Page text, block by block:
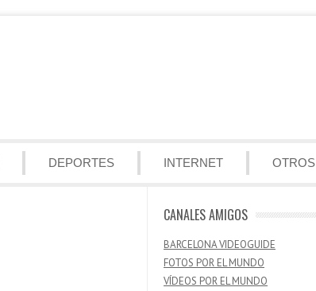
DEPORTES INTERNET OTROS
CANALES AMIGOS
BARCELONA VIDEOGUIDE
FOTOS POR EL MUNDO
VÍDEOS POR EL MUNDO